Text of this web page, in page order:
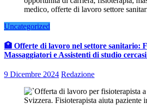
Uncategorized
🏥 Offerte di lavoro nel settore sanitario:
Massaggiatori e Assistenti di studio
9 Dicembre 2024 Redazione